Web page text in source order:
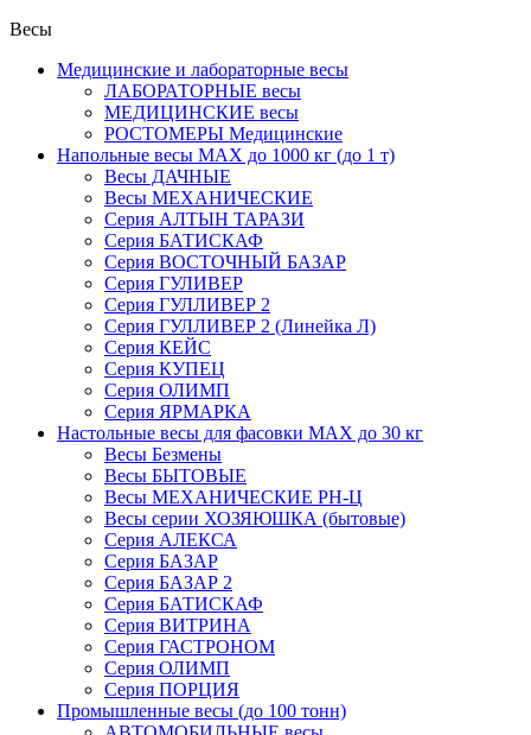
Весы
Медицинские и лабораторные весы
ЛАБОРАТОРНЫЕ весы
МЕДИЦИНСКИЕ весы
РОСТОМЕРЫ Медицинские
Напольные весы MAX до 1000 кг (до 1 т)
Весы ДАЧНЫЕ
Весы МЕХАНИЧЕСКИЕ
Серия АЛТЫН ТАРАЗИ
Серия БАТИСКАФ
Серия ВОСТОЧНЫЙ БАЗАР
Серия ГУЛИВЕР
Серия ГУЛЛИВЕР 2
Серия ГУЛЛИВЕР 2 (Линейка Л)
Серия КЕЙС
Серия КУПЕЦ
Серия ОЛИМП
Серия ЯРМАРКА
Настольные весы для фасовки MAX до 30 кг
Весы Безмены
Весы БЫТОВЫЕ
Весы МЕХАНИЧЕСКИЕ РН-Ц
Весы серии ХОЗЯЮШКА (бытовые)
Серия АЛЕКСА
Серия БАЗАР
Серия БАЗАР 2
Серия БАТИСКАФ
Серия ВИТРИНА
Серия ГАСТРОНОМ
Серия ОЛИМП
Серия ПОРЦИЯ
Промышленные весы (до 100 тонн)